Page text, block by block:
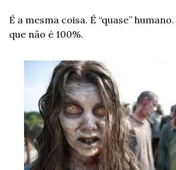
É a mesma coisa. É “quase”
que não é 100%.